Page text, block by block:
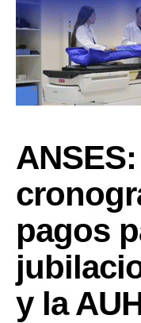
pagos
y la